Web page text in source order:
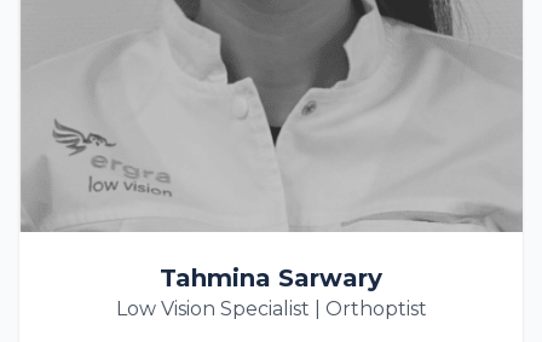
Tahmina Sarwary
Low Vision Specialist | Orthoptist